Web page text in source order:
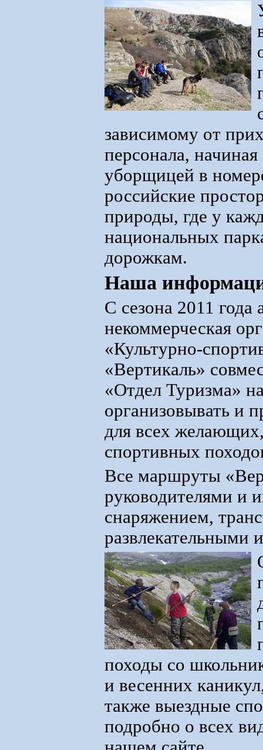
зависимому от
персонала, начиная
уборщицей в
российские
природы, где у
национальных
дорожкам.
Наша
С сезона 2011 года
некоммерческая
«Культурно-
«Вертикаль»
«Отдел Туризма»
организовывать и
для всех
спортивных
Все маршруты
руководителями и
снаряжением,
развлекательными
походы со
и весенних
также выездные
подробно о всех